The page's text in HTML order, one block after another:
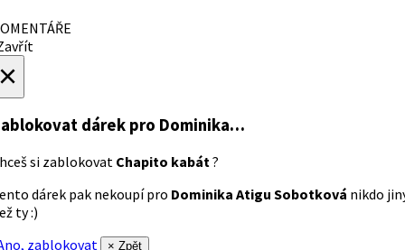
dárek pro Dominika…
si zablokovat Chapito kabát ?
dárek pak nekoupí pro Dominika Atigu Sobotková nikdo
ty :)
zablokovat
× Zpět